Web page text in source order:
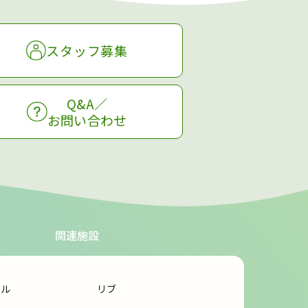
スタッフ募集
Q&A／
お問い合わせ
関連施設
リブ